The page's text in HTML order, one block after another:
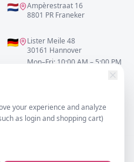
your experience and analyze
as login and shopping cart)
🇳🇱
Ampèrestraat 16
8801 PR Franeker
🇩🇪
Lister Meile 48
30161 Hannover
Mon–Fri: 10:00 AM – 5:00 PM